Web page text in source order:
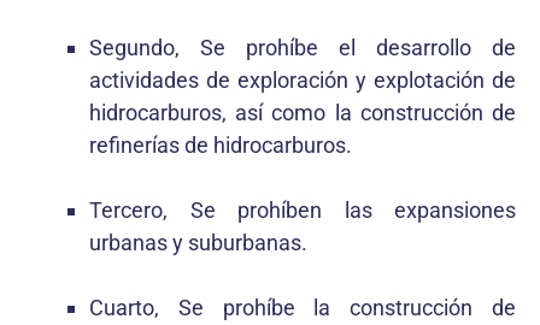
Segundo, Se prohíbe el desarrollo de
actividades de exploración y explotación de
hidrocarburos, así como la construcción de
refinerías de hidrocarburos.
Tercero, Se prohíben las expansiones
urbanas y suburbanas.
Cuarto, Se prohíbe la construcción de